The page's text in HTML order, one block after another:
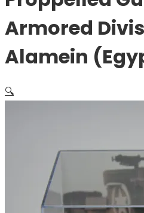
Armored
Alamein
🔍